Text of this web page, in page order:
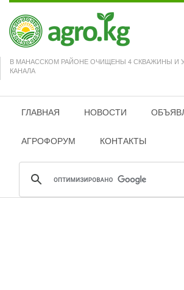
В МАНАССКОМ РАЙОНЕ ОЧИЩЕНЫ 4 СКВАЖИНЫ И
КАНАЛА
ГЛАВНАЯ НОВОСТИ
АГРОФОРУМ КОНТАКТЫ